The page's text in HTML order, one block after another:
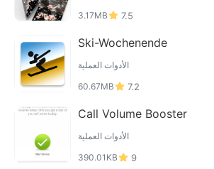
3.17MB
7.5
Ski-Wochenende
الأدوات العملية
60.67MB
7.2
Call Volume Booster
الأدوات العملية
390.01KB
9